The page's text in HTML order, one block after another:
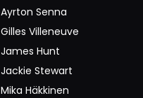
Ayrton Senna
Gilles Villeneuve
James Hunt
Jackie Stewart
Mika Häkkinen